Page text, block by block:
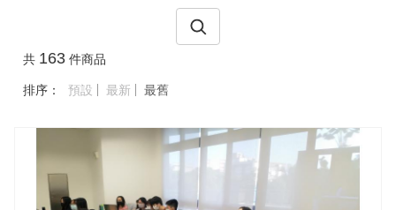
共 163 件商品
排序： 預設 最新 最舊